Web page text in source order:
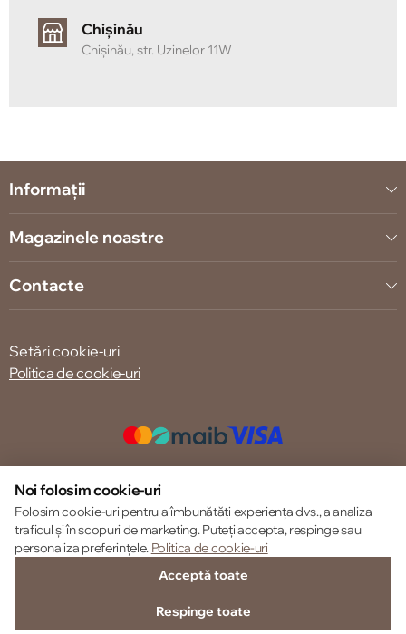
Chișinău
Chișinău, str. Uzinelor 11W
Informații
Magazinele noastre
Contacte
Setări cookie-uri
Politica de cookie-uri
© 2013 – 2026 ECOM
Noi folosim cookie-uri
Folosim cookie-uri pentru a îmbunătăți experiența dvs., a analiza
traficul și în scopuri de marketing. Puteți accepta, respinge sau
personaliza preferințele. Politica de cookie-uri
Acceptă toate
Respinge toate